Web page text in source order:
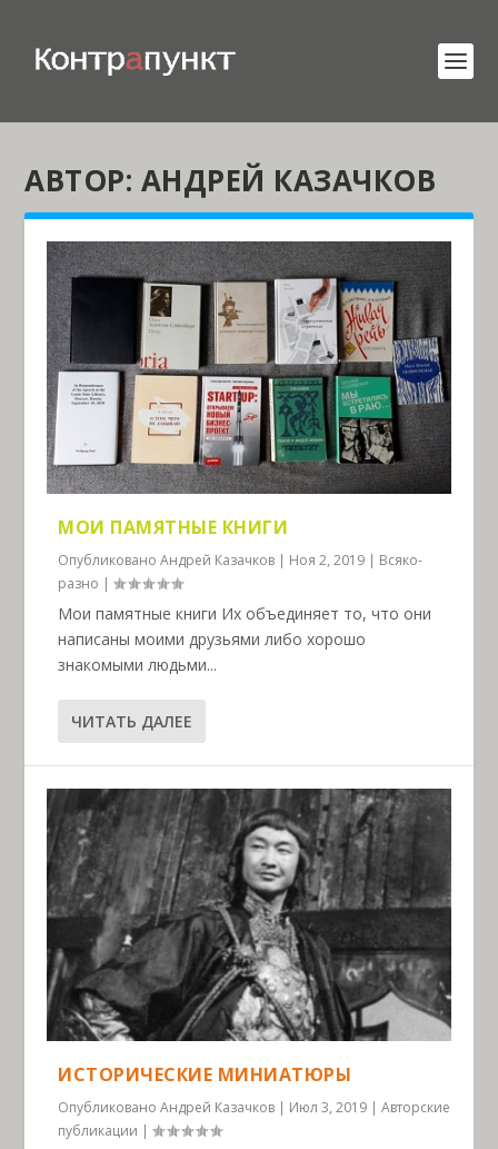
АВТОР: АНДРЕЙ КАЗАЧКОВ
МОИ ПАМЯТНЫЕ КНИГИ
ОпубликованоАндрей Казачков | Ноя 2, 2019 | Всяко-
разно |
Мои памятные книги Их объединяет то, что они
написаны моими друзьями либо хорошо
знакомыми людьми...
ЧИТАТЬ ДАЛЕЕ
ИСТОРИЧЕСКИЕ МИНИАТЮРЫ
ОпубликованоАндрей Казачков | Июл 3, 2019 |Авторские
публикации |